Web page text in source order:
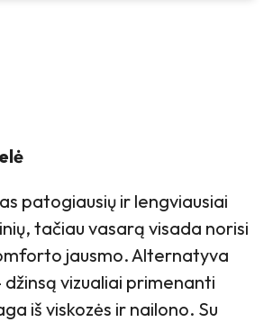
patogiausių ir lengviausiai
tačiau vasarą visada norisi
jausmo. Alternatyva
džinsą vizualiai primenanti
iš viskozės ir nailono. Su